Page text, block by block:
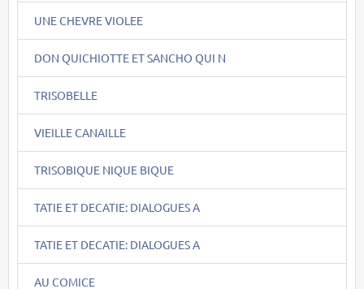
UNE CHEVRE VIOLEE
DON QUICHIOTTE ET SANCHO QUI N
TRISOBELLE
VIEILLE CANAILLE
TRISOBIQUE NIQUE BIQUE
TATIE ET DECATIE: DIALOGUES A
TATIE ET DECATIE: DIALOGUES A
AU COMICE